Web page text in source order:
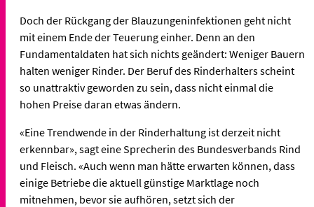
Doch der Rückgang der Blauzungeninfektionen geht nicht
mit einem Ende der Teuerung einher. Denn an den
Fundamentaldaten hat sich nichts geändert: Weniger Bauern
halten weniger Rinder. Der Beruf des Rinderhalters scheint
so unattraktiv geworden zu sein, dass nicht einmal die
hohen Preise daran etwas ändern.
«Eine Trendwende in der Rinderhaltung ist derzeit nicht
erkennbar», sagt eine Sprecherin des Bundesverbands Rind
und Fleisch. «Auch wenn man hätte erwarten können, dass
einige Betriebe die aktuell günstige Marktlage noch
mitnehmen, bevor sie aufhören, setzt sich der